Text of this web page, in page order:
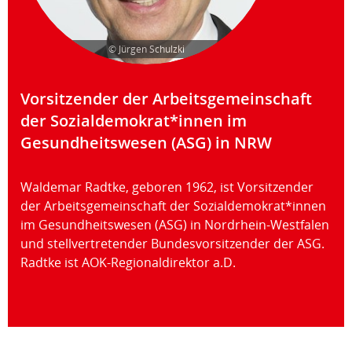
© Jürgen Schulzki
Vorsitzender der Arbeitsgemeinschaft
der Sozialdemokrat*innen im
Gesundheitswesen (ASG) in NRW
Waldemar Radtke, geboren 1962, ist Vorsitzender
der Arbeitsgemeinschaft der Sozialdemokrat*innen
im Gesundheitswesen (ASG) in Nordrhein-Westfalen
und stellvertretender Bundesvorsitzender der ASG.
Radtke ist AOK-Regionaldirektor a.D.